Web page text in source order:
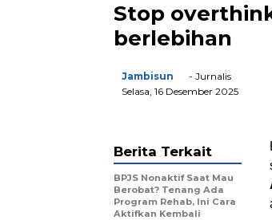
Stop
berlebihan
Jambisun
- Jurnalis
Selasa, 16 Desember 2025
Berita Terkait
BPJS Nonaktif Saat Mau
Berobat? Tenang Ada
Program Rehab, Ini Cara
Aktifkan Kembali